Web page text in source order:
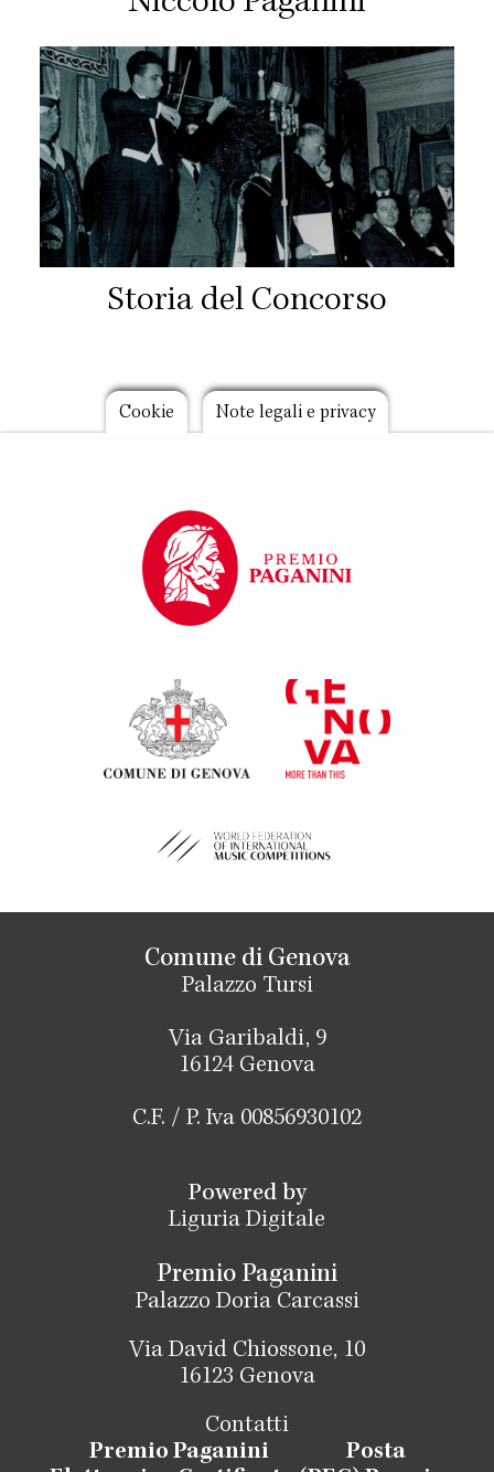
Storia del Concorso
Footer
Cookie Note legali e privacy
Comune di Genova
Palazzo Tursi
Via Garibaldi, 9
16124 Genova
C.F. / P. Iva 00856930102
Powered by
Liguria Digitale
Premio Paganini
Palazzo Doria Carcassi
Via David Chiossone, 10
16123 Genova
Contatti
Premio Paganini
Posta